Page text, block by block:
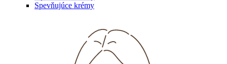
Spevňujúce krémy